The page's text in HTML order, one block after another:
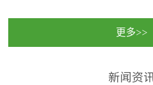
民法院室内除甲醛空气治
保施工日期：2020年1月珠
国
（
更多>>
新闻资